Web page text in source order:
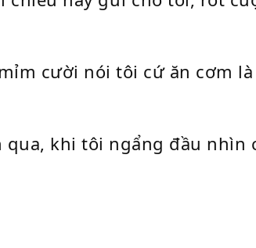
cười nói tôi cứ ăn cơm là
khi tôi ngẩng đầu nhìn